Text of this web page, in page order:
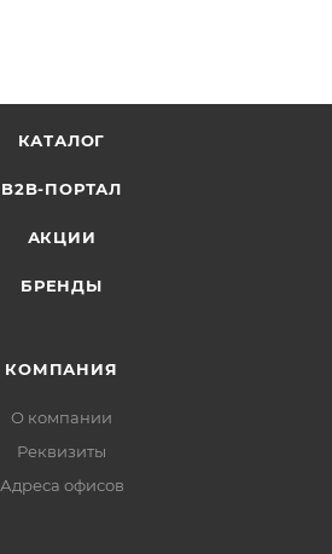
КАТАЛОГ
B2B-ПОРТАЛ
АКЦИИ
БРЕНДЫ
КОМПАНИЯ
О компании
Реквизиты
Адреса офисов